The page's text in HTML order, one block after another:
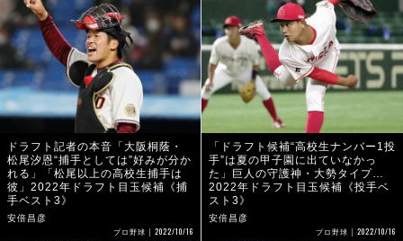
ドラフト記者の本音「大阪桐蔭・
松尾汐恩“捕手としては”好みが分か
れる」「松尾以上の高校生捕手は
彼」2022年ドラフト目玉候補《捕
手ベスト3》
安倍昌彦
プロ野球 2022/10/16
「ドラフト候補“高校生ナンバー1投
手”は夏の甲子園に出ていなかっ
た」巨人の守護神・大勢タイプ…
2022年ドラフト目玉候補《投手ベ
スト3》
安倍昌彦
プロ野球 2022/10/16